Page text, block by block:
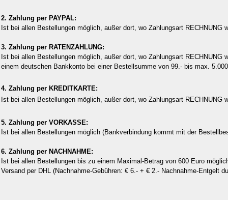
2. Zahlung per PAYPAL:
Ist bei allen Bestellungen möglich, außer dort, wo Zahlungsart RECHNUNG
3. Zahlung per RATENZAHLUNG:
Ist bei allen Bestellungen möglich, außer dort, wo Zahlungsart
einem deutschen Bankkonto bei einer Bestellsumme von 99.- bis max.
4. Zahlung per KREDITKARTE:
Ist bei allen Bestellungen möglich, außer dort, wo Zahlungsart RECHNUNG
5. Zahlung per VORKASSE:
Ist bei allen Bestellungen möglich (Bankverbindung kommt mit der
6. Zahlung per NACHNAHME:
Ist bei allen Bestellungen bis zu einem Maximal-Betrag von 600 Euro
Versand per DHL (Nachnahme-Gebühren: € 6.- + € 2.- Nachnahme-Entgelt